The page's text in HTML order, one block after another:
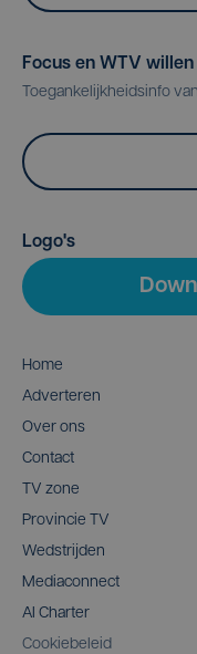
Focus en WTV
Toegankelijkheidsinfo
Logo's
Home
Adverteren
Over ons
Contact
TV zone
Provincie TV
Wedstrijden
Mediaconnect
AI Charter
Cookiebeleid